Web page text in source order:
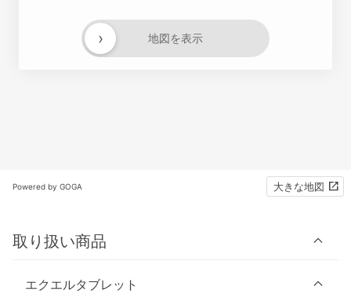
地図を表示
›
Powered by GOGA 大きな地図
取り扱い商品
エクエルタブレット